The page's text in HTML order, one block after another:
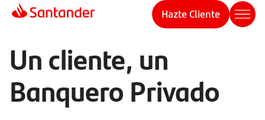
Hazte Cliente
Un cliente, un
Banquero Privado